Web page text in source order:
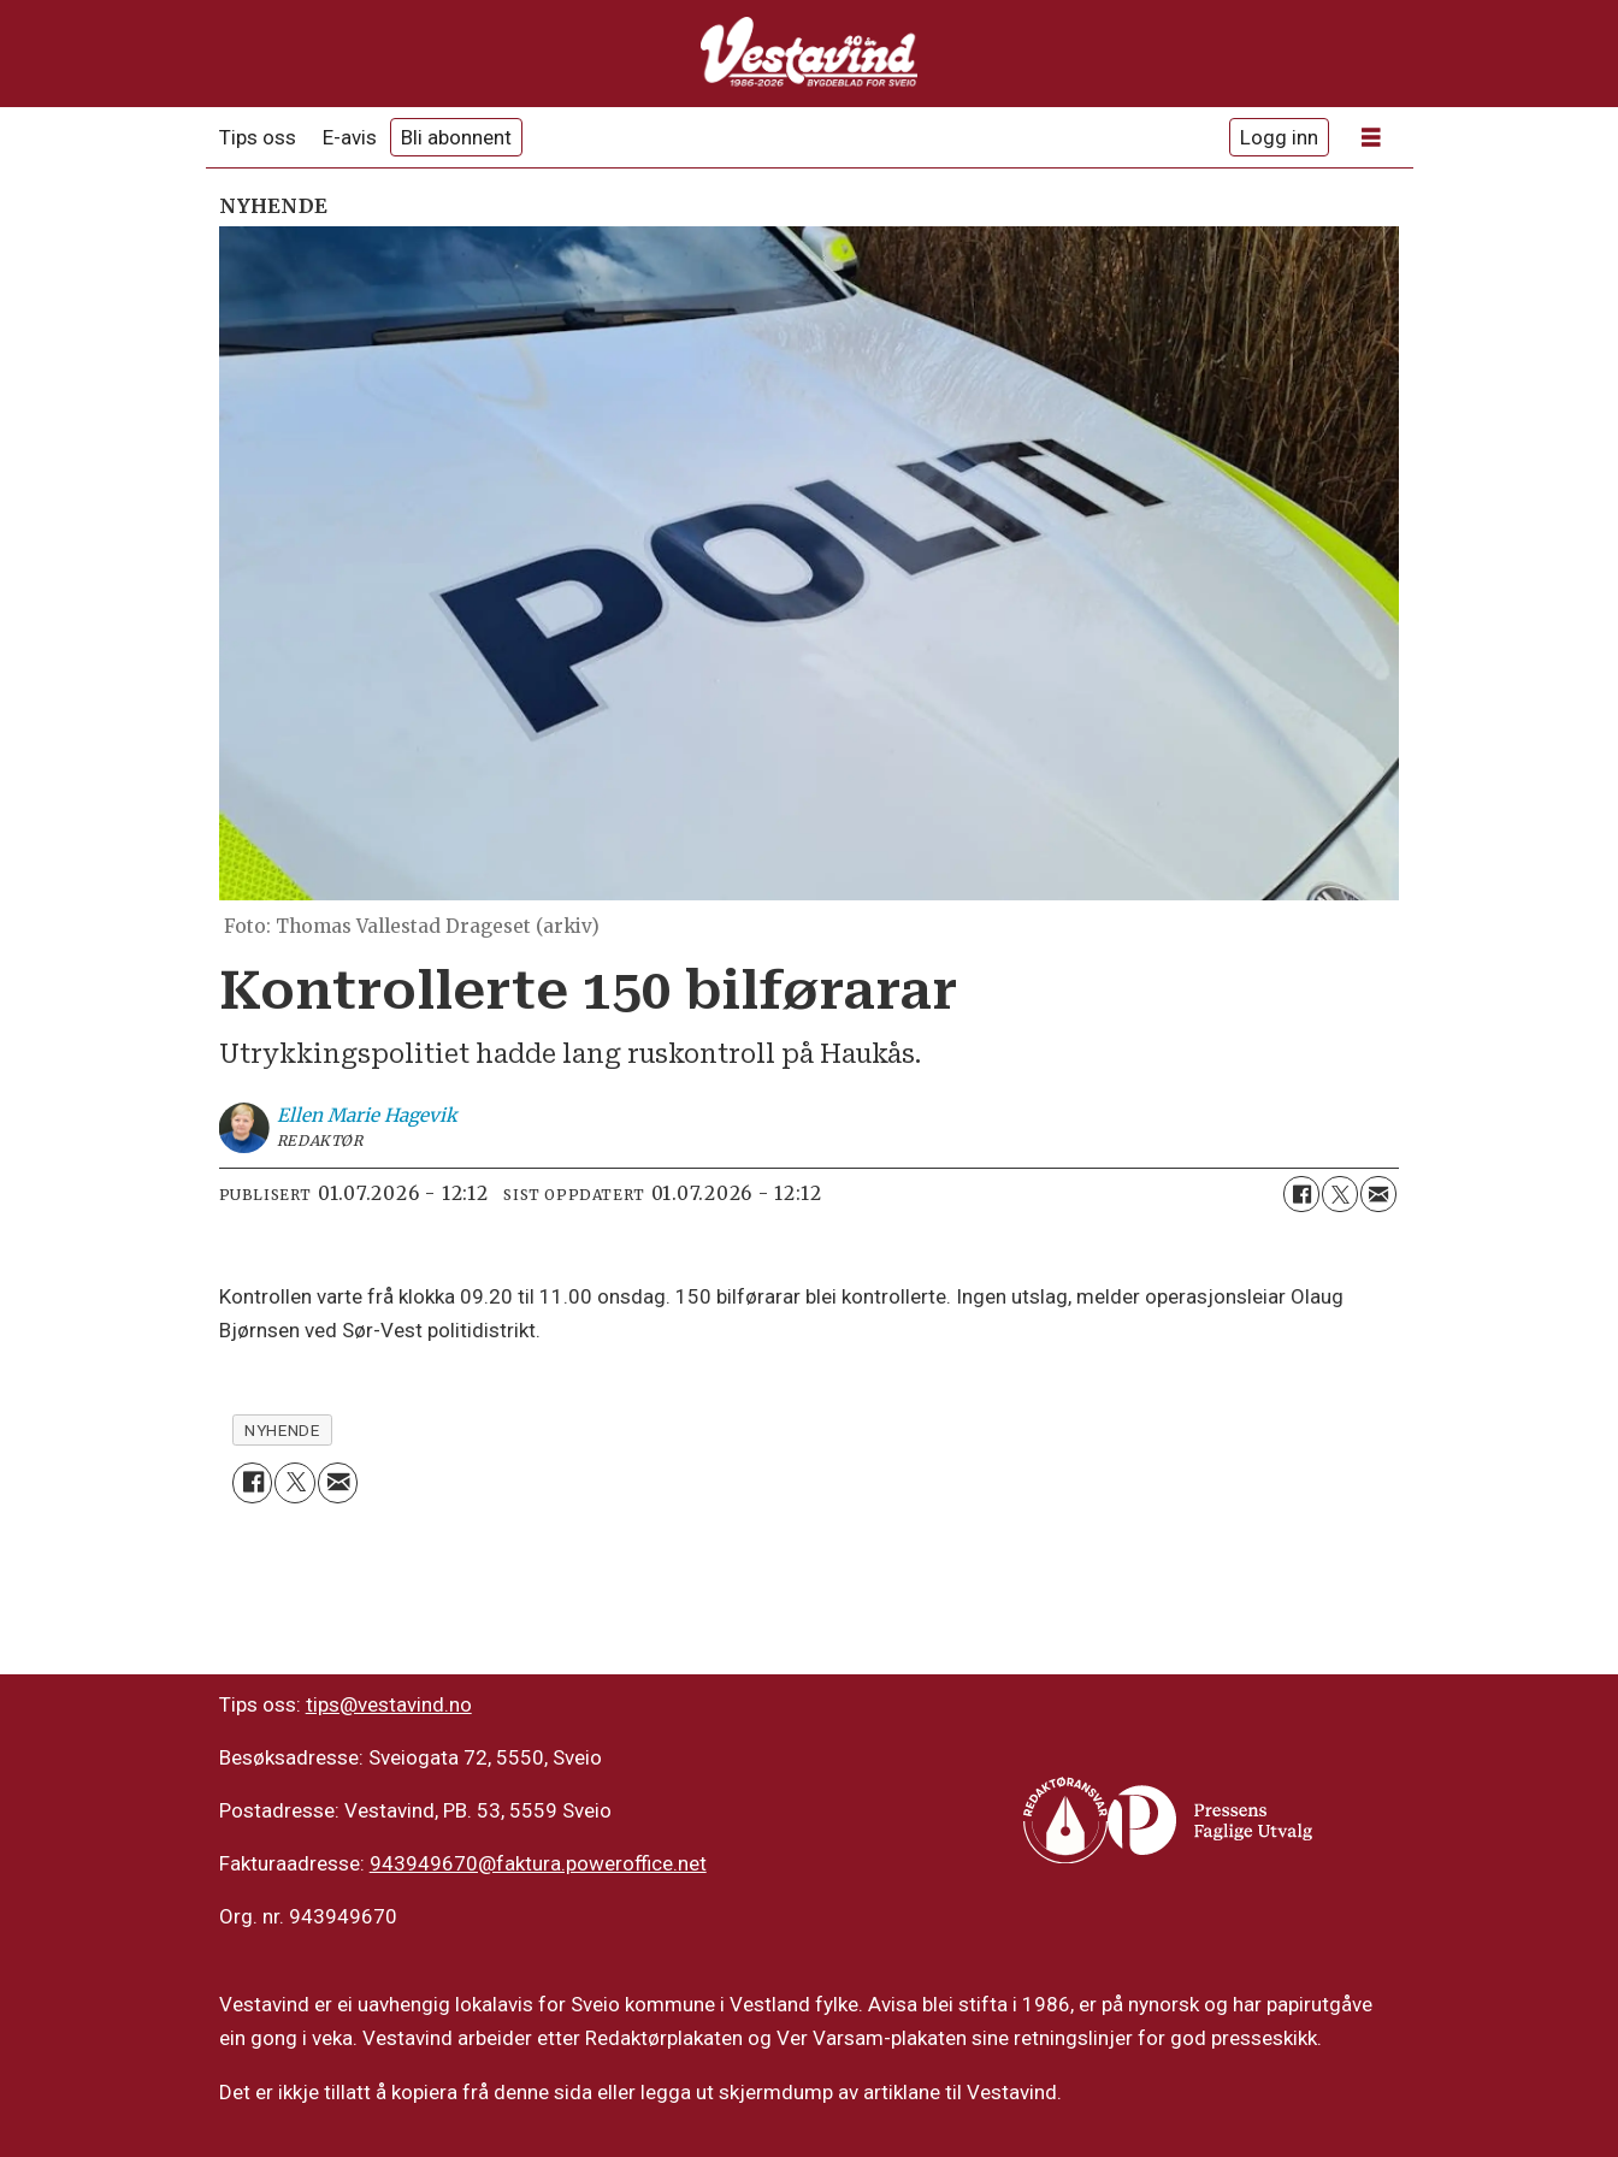
Tips oss E-avis Bli abonnent Logg inn
NYHENDE
Thomas Vallestad Drageset (arkiv)
Kontrollerte 150 bilførarar
Utrykkingspolitiet hadde lang ruskontroll på Haukås.
Ellen Marie Hagevik
REDAKTØR
PUBLISERT 01.07.2026 - 12:12 SIST OPPDATERT 01.07.2026 - 12:12
Kontrollen varte frå klokka 09.20 til 11.00 onsdag. 150 bilførarar blei kontrollerte. Ingen utslag, melder operasjonsleiar Olaug
Bjørnsen ved Sør-Vest politidistrikt.
NYHENDE
Tips oss: tips@vestavind.no
Besøksadresse: Sveiogata 72, 5550, Sveio
Postadresse: Vestavind, PB. 53, 5559 Sveio
Fakturaadresse: 943949670@faktura.poweroffice.net
Org. nr. 943949670
Vestavind er ei uavhengig lokalavis for Sveio kommune i Vestland fylke. Avisa blei stifta i 1986, er på nynorsk og har papirutgåve
ein gong i veka. Vestavind arbeider etter Redaktørplakaten og Ver Varsam-plakaten sine retningslinjer for god presseskikk.
Det er ikkje tillatt å kopiera frå denne sida eller legga ut skjermdump av artiklane til Vestavind.